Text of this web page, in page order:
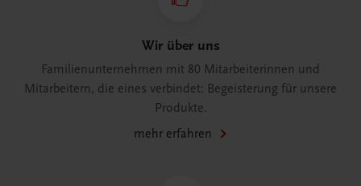
Wir über uns
Familienunternehmen mit 80 Mitarbeiterinnen und
Mitarbeitern, die eines verbindet: Begeisterung für unsere
Produkte.
mehr erfahren